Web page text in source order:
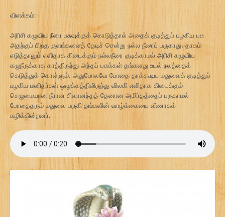
விளக்கம்:
அரிசி கழுவிய நீரை பசுவுக்குக் கொடுத்தால் அதைக் குடித்துப் பழகிய பசு
அதற்குப் பிறகு குளங்களைத் தேடிச் சென்று நல்ல நீரைப் பருகாது. தாகம்
எடுத்தாலும் எளிதாக கிடைக்கும் நல்லநீரை குடிக்காமல் அரிசி கழுவிய
கழுநீருக்காக காத்திருந்து அந்தப் பசுக்கள் தங்களது உடல் நலத்தைக்
கெடுத்துக் கொள்ளும். அதுபோலவே போதை தரக்கூடிய மதுவைக் குடித்துப்
பழகிய மனிதர்கள் ஒழுக்கத்திலிருந்து விலகி எளிதாக கிடைக்கும்
செழுமையான நீரான சிவானந்தத் தேனான அமிர்தத்தைப் பருகாமல்
போதைதரும் மதுவை பருகி தங்களின் வாழ்க்கையை வீணாகக்
கழிக்கின்றனர்.